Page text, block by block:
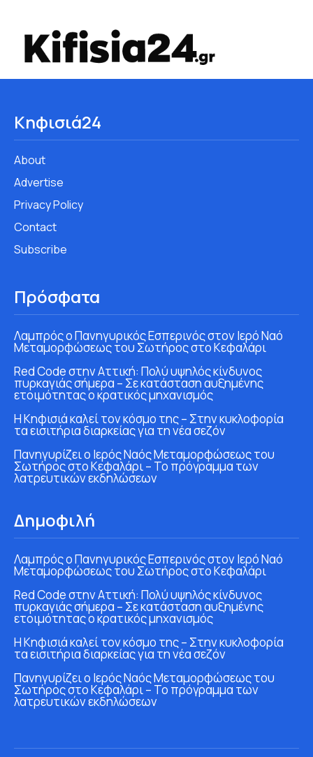
Κηφισιά24
About
Advertise
Privacy Policy
Contact
Subscribe
Πρόσφατα
Λαμπρός ο Πανηγυρικός Εσπερινός στον Ιερό Ναό
Μεταμορφώσεως του Σωτήρος στο Κεφαλάρι
Red Code στην Αττική: Πολύ υψηλός κίνδυνος
πυρκαγιάς σήμερα – Σε κατάσταση αυξημένης
ετοιμότητας ο κρατικός μηχανισμός
Η Κηφισιά καλεί τον κόσμο της – Στην κυκλοφορία
τα εισιτήρια διαρκείας για τη νέα σεζόν
Πανηγυρίζει ο Ιερός Ναός Μεταμορφώσεως του
Σωτήρος στο Κεφαλάρι – Το πρόγραμμα των
λατρευτικών εκδηλώσεων
Δημοφιλή
Λαμπρός ο Πανηγυρικός Εσπερινός στον Ιερό Ναό
Μεταμορφώσεως του Σωτήρος στο Κεφαλάρι
Red Code στην Αττική: Πολύ υψηλός κίνδυνος
πυρκαγιάς σήμερα – Σε κατάσταση αυξημένης
ετοιμότητας ο κρατικός μηχανισμός
Η Κηφισιά καλεί τον κόσμο της – Στην κυκλοφορία
τα εισιτήρια διαρκείας για τη νέα σεζόν
Πανηγυρίζει ο Ιερός Ναός Μεταμορφώσεως του
Σωτήρος στο Κεφαλάρι – Το πρόγραμμα των
λατρευτικών εκδηλώσεων